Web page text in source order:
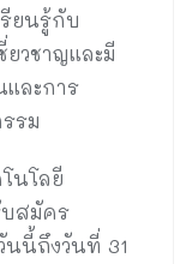
ยนรู้กับ
วชาญและมี
ละการ
รม
นโลยี
สมัคร
นี้ถึงวันที่ 31